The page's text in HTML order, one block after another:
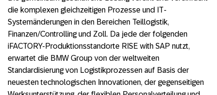
die komplexen gleichzeitigen Prozesse und IT-
Systemänderungen in den Bereichen Teillogistik,
Finanzen/Controlling und Zoll. Da jede der folgenden
iFACTORY-Produktionsstandorte RISE with SAP nutzt,
erwartet die BMW Group von der weltweiten
Standardisierung von Logistikprozessen auf Basis der
neuesten technologischen Innovationen, der gegenseitigen